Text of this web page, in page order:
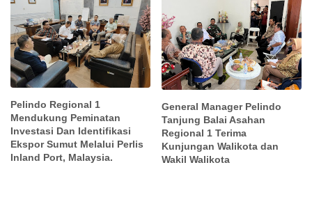
Pelindo Regional 1
Mendukung Peminatan
Investasi Dan Identifikasi
Ekspor Sumut Melalui Perlis
Inland Port, Malaysia.
General Manager Pelindo
Tanjung Balai Asahan
Regional 1 Terima
Kunjungan Walikota dan
Wakil Walikota